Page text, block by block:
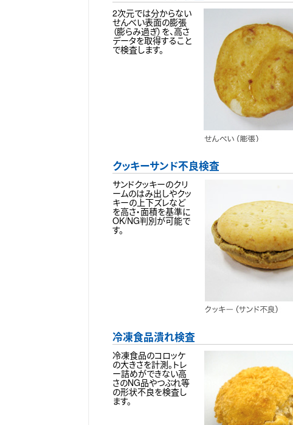
2次元では分からない
せんべい表面の膨張
（膨らみ過ぎ）を、高さ
データを取得すること
で検査します。
クッキーサンド不良検査
サンドクッキーのクリ
ームのはみ出しやクッ
キーの上下ズレなど
を高さ・面積を基準に
OK/NG判別が可能で
す。
冷凍食品潰れ検査
冷凍食品のコロッケ
の大きさを計測。トレ
ー詰めができない高
さのNG品やつぶれ等
の形状不良を検査し
ます。